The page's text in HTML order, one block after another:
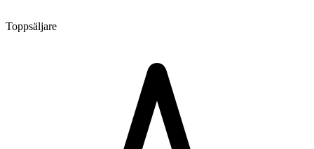
Toppsäljare